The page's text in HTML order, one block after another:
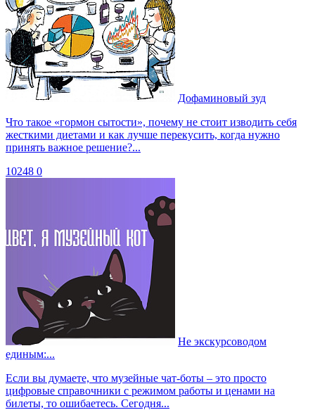
Дофаминовый зуд
Что такое «гормон сытости», почему не стоит изводить себя
жесткими диетами и как лучше перекусить, когда нужно
принять важное решение?...
10248 0
Не экскурсоводом
единым:...
Если вы думаете, что музейные чат-боты – это просто
цифровые справочники с режимом работы и ценами на
билеты, то ошибаетесь. Сегодня...